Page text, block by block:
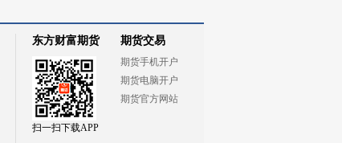
东方财富期货
扫一扫下载APP
期货交易
期货手机开户
期货电脑开户
期货官方网站